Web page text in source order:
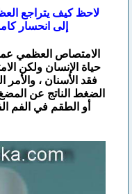
لاحظ كيف يتراجع
إلى انحسار
الامتصاص العظمي
حياة الإنسان ولكن
فقد الأسنان ،
الضغط الناتج عن
أو الطقم في الفم